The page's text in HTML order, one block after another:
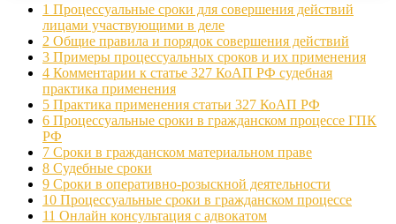
1 Процессуальные сроки для совершения действий
лицами участвующими в деле
2 Общие правила и порядок совершения действий
3 Примеры процессуальных сроков и их применения
4 Комментарии к статье 327 КоАП РФ судебная
практика применения
5 Практика применения статьи 327 КоАП РФ
6 Процессуальные сроки в гражданском процессе ГПК
РФ
7 Сроки в гражданском материальном праве
8 Судебные сроки
9 Сроки в оперативно-розыскной деятельности
10 Процессуальные сроки в гражданском процессе
11 Онлайн консультация с адвокатом